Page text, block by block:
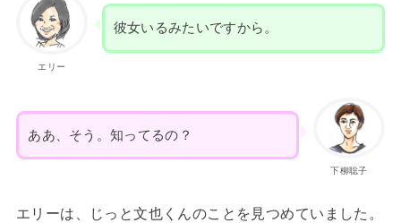
エリー
彼女いるみたいですから。
下柳聡子
ああ、そう。知ってるの？
エリーは、じっと文也くんのことを見つめていました。